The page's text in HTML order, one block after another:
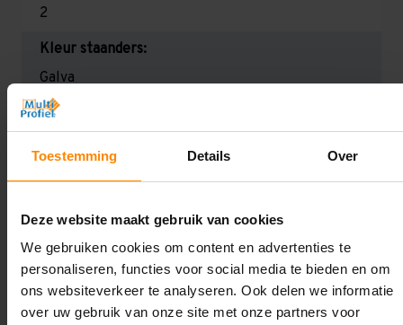
Toestemming Details Over
Deze website maakt gebruik van cookies
We gebruiken cookies om content en advertenties te
personaliseren, functies voor social media te bieden en om
ons websiteverkeer te analyseren. Ook delen we informatie
over uw gebruik van onze site met onze partners voor
2
Kleur staanders:
Galva
Draagkracht per liggerniveau:
Maximale jukbelasting:
Oplossing op maat nodig?
Wij kunnen je helpen!